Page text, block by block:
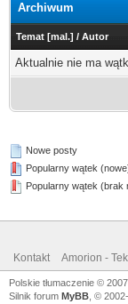
Archiwum
Temat [mal.] / Autor
Aktualnie nie ma
Nowe posty
Popularny wątek
Popularny wątek (brak
Kontakt Amorion -
Polskie tłumaczenie ©
Silnik forum MyBB , ©